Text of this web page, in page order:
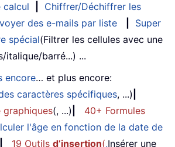
calcul
Chiffrer/Déchiffrer les
des e-mails par liste
Super
spécial(Filtrer les cellules avec une
italique/barré...) ...
encore… et plus encore:
caractères spécifiques, ...)
graphiques(, ...)
40+ Formules
l'âge en fonction de la date de
19 Outils d’insertion(,Insérer une